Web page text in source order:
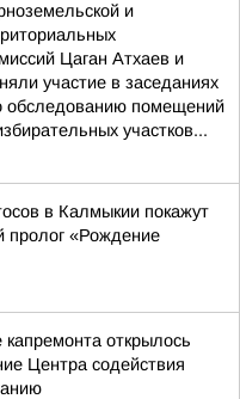
и
Цаган Атхаев и
участие в заседаниях
обследованию помещений
участков...
в Калмыкии покажут
пролог «Рождение
открылось
Центра содействия